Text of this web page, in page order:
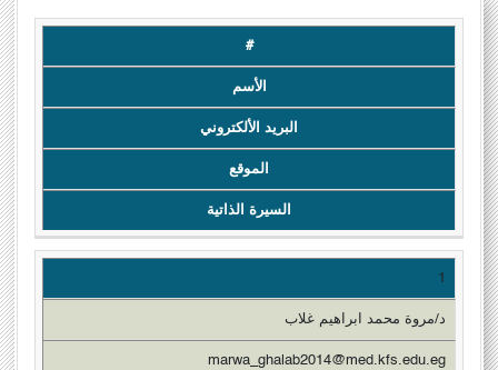
#
الأسم
البريد الألكتروني
الموقع
السيرة الذاتية
1
د/مروة محمد ابراهيم غلاب
marwa_ghalab2014@med.kfs.edu.eg